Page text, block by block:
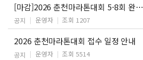
[마감]2026 춘천마라톤대회 5-8회 완주자 응모 안내
공지 운영자 조회 1207
2026 춘천마라톤대회 접수 일정 안내
공지 운영자 조회 5514